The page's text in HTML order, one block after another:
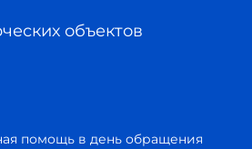
объектов
помощь в день обращения